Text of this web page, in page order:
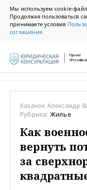
Мы используем cookie-
Продолжая пользоваться
принимаете условия
соглашения
Проект
Казанок Александр
Рубрика: Жилье
Как
вернуть
за